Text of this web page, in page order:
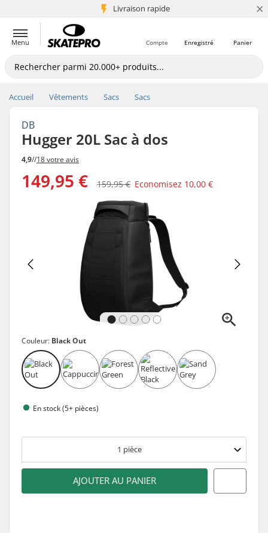
Livraison rapide
+5 mio de clients ×
Menu Panier
Enregistré
Compte
Accueil Vêtements Sacs Sacs
DB
Hugger 20L Sac à dos
4,9//18 votre avis
149,95 € 159,95 € Economisez 10,00 €
Couleur: Black Out
En stock (5+ pièces)
1 pièce
AJOUTER AU PANIER